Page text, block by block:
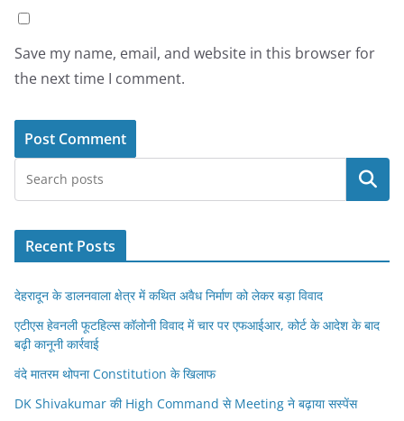
Save my name, email, and website in this browser for
the next time I comment.
Search
Recent Posts
देहरादून के डालनवाला क्षेत्र में कथित अवैध निर्माण को लेकर बड़ा विवाद
एटीएस हेवनली फूटहिल्स कॉलोनी विवाद में चार पर एफआईआर, कोर्ट के आदेश के बाद
बढ़ी कानूनी कार्रवाई
वंदे मातरम थोपना Constitution के खिलाफ
DK Shivakumar की High Command से Meeting ने बढ़ाया सस्पेंस